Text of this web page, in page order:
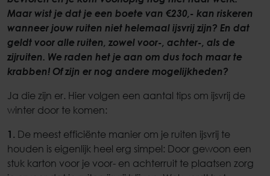
Maar wist je dat je een boete van €230,- kan riskeren
wanneer jouw ruiten niet helemaal ijsvrij zijn? En dat
geldt voor alle ruiten, zowel voor-, achter-, als de
zijruiten. We raden het je aan om dus toch maar te
krabben! Of zijn er nog andere mogelijkheden?
Ja die zijn er. Hier volgen een aantal tips om ijsvrij de
winter door te komen:
1. De meest efficiënte manier om je ruiten ijsvrij te
houden is eigenlijk heel erg simpel: Door gewoon een
stuk karton voor je voor- en achterruit te plaatsen zorg